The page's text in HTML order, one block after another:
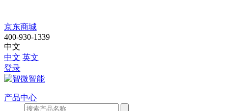
走
进
智
微
京东商城
400-930-1339
中文
中文 英文
登录
产品中心